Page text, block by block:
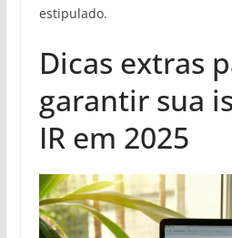
estipulado.
Dicas extras
garantir sua
IR em 2025